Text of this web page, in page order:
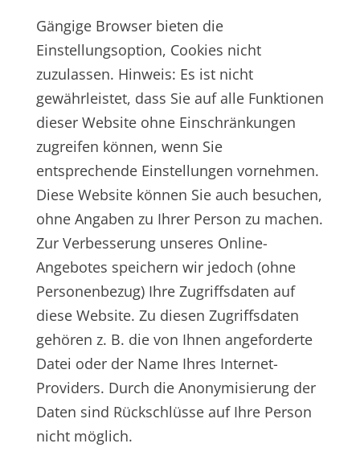
Gängige Browser bieten die
Einstellungsoption, Cookies nicht
zuzulassen. Hinweis: Es ist nicht
gewährleistet, dass Sie auf alle Funktionen
dieser Website ohne Einschränkungen
zugreifen können, wenn Sie
entsprechende Einstellungen vornehmen.
Diese Website können Sie auch besuchen,
ohne Angaben zu Ihrer Person zu machen.
Zur Verbesserung unseres Online-
Angebotes speichern wir jedoch (ohne
Personenbezug) Ihre Zugriffsdaten auf
diese Website. Zu diesen Zugriffsdaten
gehören z. B. die von Ihnen angeforderte
Datei oder der Name Ihres Internet-
Providers. Durch die Anonymisierung der
Daten sind Rückschlüsse auf Ihre Person
nicht möglich.